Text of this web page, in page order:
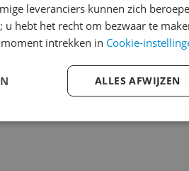
Cijfer
Welk
1
leveranciers kunnen zich
u hebt het recht om bezwaar te
intrekken in Cookie-
ALLES AFWIJZEN